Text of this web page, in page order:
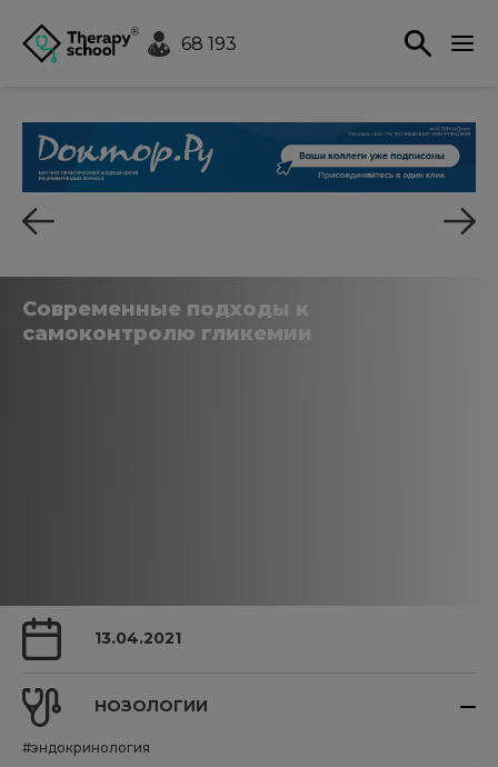
68 193
Современные подходы к
самоконтролю гликемии
13.04.2021
НОЗОЛОГИИ
#эндокринология